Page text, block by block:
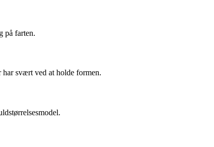
på farten.
svært ved at holde formen.